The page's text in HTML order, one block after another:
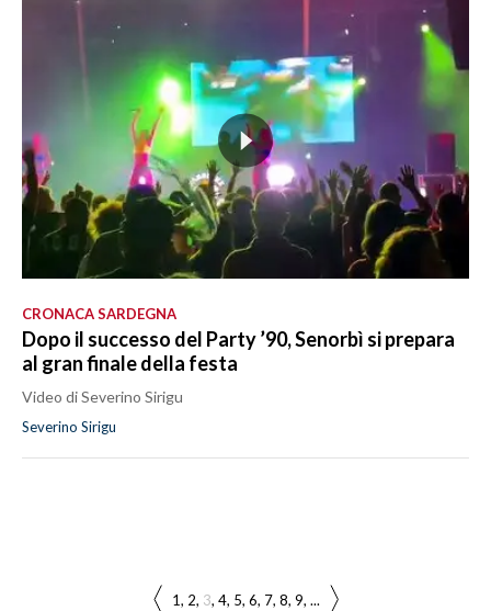
CRONACA SARDEGNA
Dopo il successo del Party ’90, Senorbì si prepara
al gran finale della festa
Video di Severino Sirigu
Severino Sirigu
1 2 3 4 5 6 7 8 9 ...